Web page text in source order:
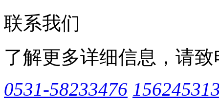
联系我们
了解更多详细信息，请致
0531-58233476